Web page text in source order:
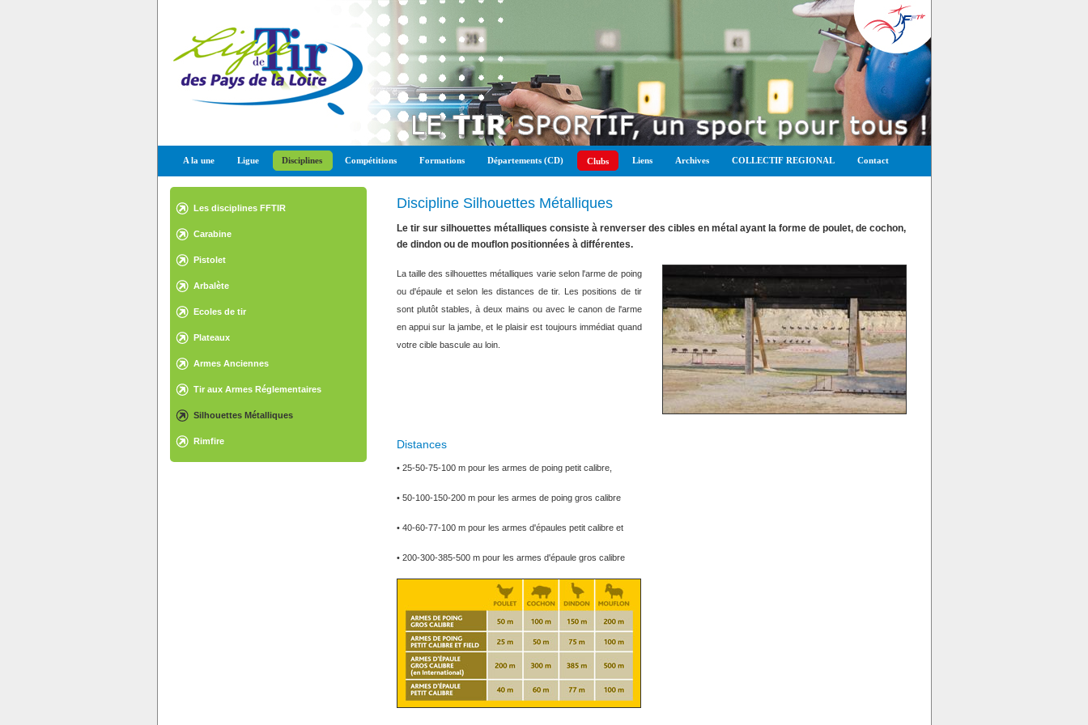
A la une Ligue Disciplines Compétitions Formations Départements (CD) Clubs Liens Archives COLLECTIF REGIONAL Contact
Les disciplines FFTIR
Carabine
Pistolet
Arbalète
Ecoles de tir
Plateaux
Armes Anciennes
Tir aux Armes Réglementaires
Silhouettes Métalliques
Rimfire
Discipline Silhouettes Métalliques
Le tir sur silhouettes métalliques consiste à renverser des cibles en métal ayant la forme de poulet, de cochon,
de dindon ou de mouflon positionnées à différentes.
La taille des silhouettes métalliques varie selon l'arme de poing
ou d'épaule et selon les distances de tir. Les positions de tir
sont plutôt stables, à deux mains ou avec le canon de l'arme
en appui sur la jambe, et le plaisir est toujours immédiat quand
votre cible bascule au loin.
Distances
• 25-50-75-100 m pour les armes de poing petit calibre,
• 50-100-150-200 m pour les armes de poing gros calibre
• 40-60-77-100 m pour les armes d'épaules petit calibre et
• 200-300-385-500 m pour les armes d'épaule gros calibre